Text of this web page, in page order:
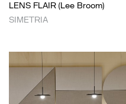
LENS FLAIR (Lee Broom)
SIMETRIA